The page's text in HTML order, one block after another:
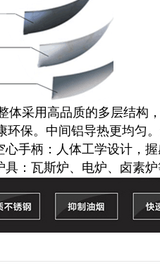
体采用高品质的多层结构
环保。中间铝导热更均匀
心手柄：人体工学设计，握
具：瓦斯炉、电炉、卤素炉